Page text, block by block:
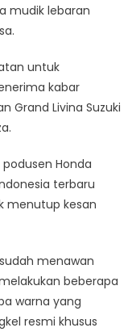
mudik lebaran
untuk
kabar
Grand Livina Suzuki
Honda
terbaru
menutup kesan
menawan
beberapa
warna yang
resmi khusus